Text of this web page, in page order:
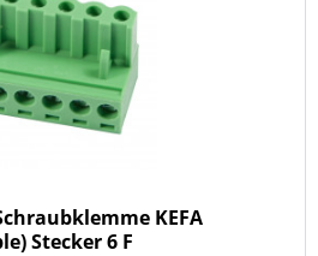
KEFA
Stecker 6 F